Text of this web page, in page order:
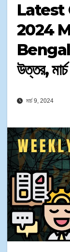
Latest
2024
Bengali |
উত্তর,
মার্চ 9, 2024